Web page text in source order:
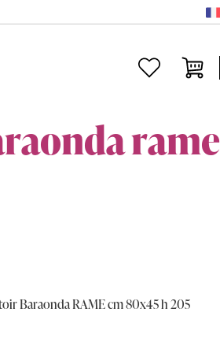
rame
Baraonda RAME cm 80x45 h 205